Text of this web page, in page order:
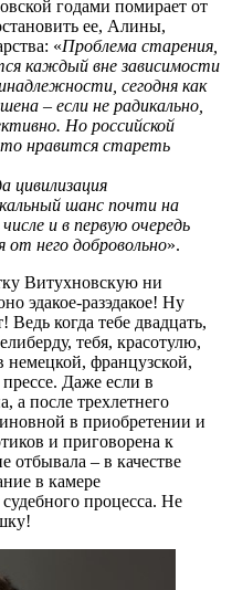
годами помирает от
ее, Алины,
«Проблема старения,
каждый вне зависимости
сегодня как
– если не радикально,
Но российской
нравится стареть
цивилизация
шанс почти на
и в первую очередь
от него добровольно».
Витухновскую ни
эдакое-разэдакое! Ну
когда тебе двадцать,
тебя, красотулю,
немецкой, французской,
Даже если в
а после трехлетнего
в приобретении и
и приговорена к
отбывала – в качестве
в камере
процесса. Не